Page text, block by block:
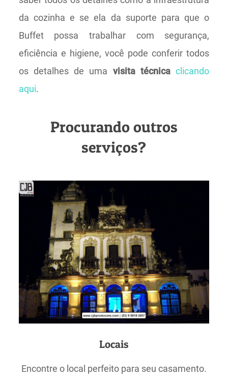
da cozinha e se ela da suporte para que o
Buffet possa trabalhar com segurança,
eficiência e higiene, você pode conferir todos
os detalhes de uma visita técnica clicando
aqui.
Procurando outros
serviços?
Locais
Encontre o local perfeito para seu casamento.